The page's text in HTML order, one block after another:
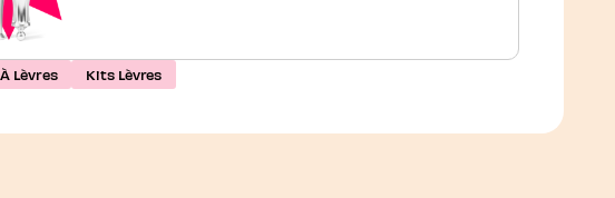
Lèvres Kits Lèvres